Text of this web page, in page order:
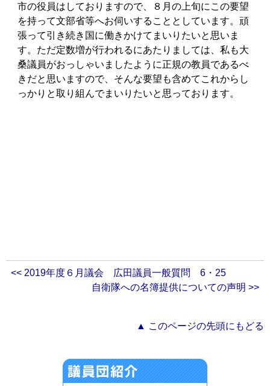
市の役員はしておりますので、８月の上旬にこの要望
を持って文部省等へお伺いすることとしています。頑
張って引き続き国に働きかけてまいりたいと思いま
す。ただ定数増が行われるにあたりましては、私も大
桑議員がおっしゃいましたように正規の教員であるべ
きだと思いますので、そんな要望も含めてこれからし
っかりと取り組んでまいりたいと思っております。
<< 2019年度６月議会 広田議員一般質問 6・25
自衛隊への名簿提供についての声明 >>
▲ このページの先頭にもどる